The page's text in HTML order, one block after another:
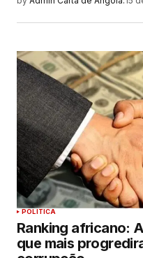
POLITICA
Ranking africano:
que mais